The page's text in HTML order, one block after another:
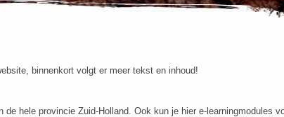
binnenkort volgt er meer tekst en inhoud!
hele provincie Zuid-Holland. Ook kun je hier e-learningmodules